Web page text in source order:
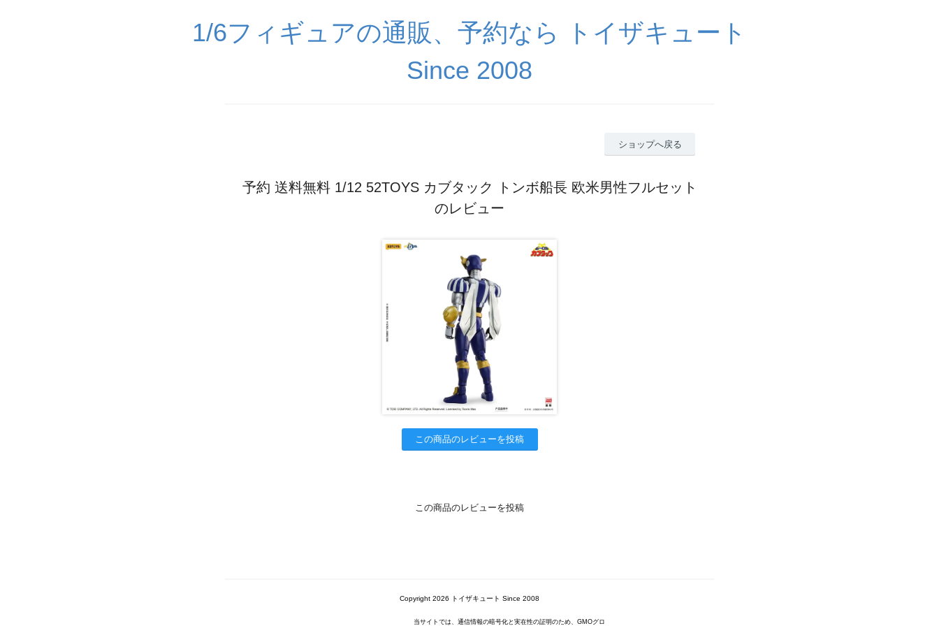
1/6フィギュアの通販、予約なら トイザキュート
Since 2008
ショップへ戻る
予約 送料無料 1/12 52TOYS カブタック トンボ船長 欧米男性フルセット
のレビュー
この商品のレビューを投稿
この商品のレビューを投稿
Copyright 2026 トイザキュート Since 2008
当サイトでは、通信情報の暗号化と実在性の証明のため、GMOグロ